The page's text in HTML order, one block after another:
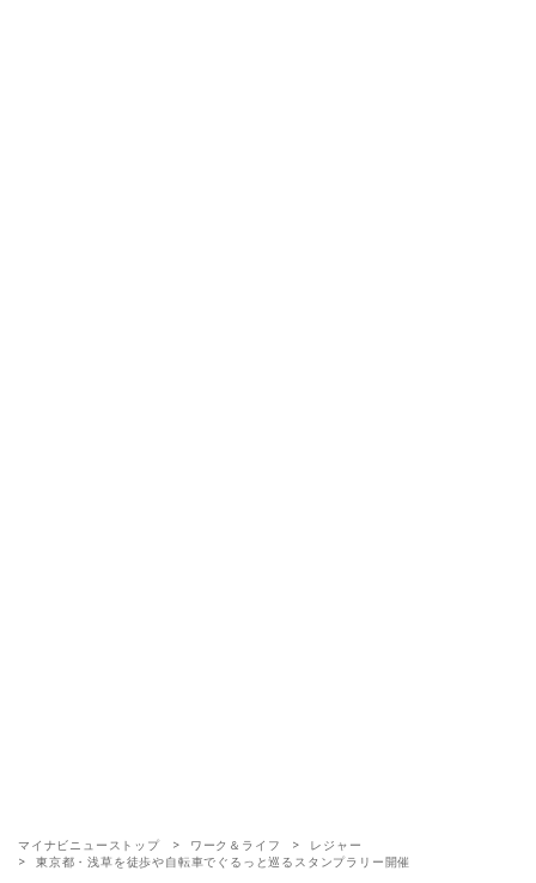
マイナビニューストップ ワーク＆ライフ
レジャー
東京都・浅草を徒歩や自転車でぐるっと巡るスタンプラリー開催